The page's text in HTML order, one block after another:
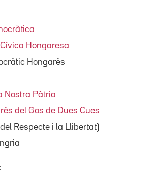
Hongaresa
Hongarès
Nostra Pàtria
del Gos de Dues Cues
Respecte i la Llibertat)
: